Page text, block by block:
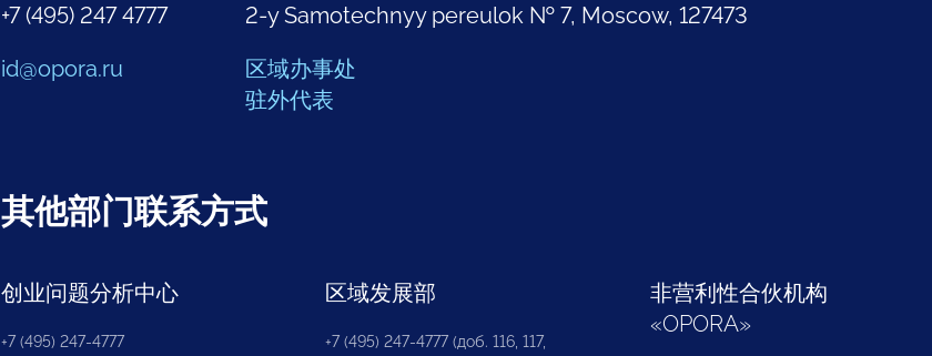
+7 (495) 247 4777
id@opora.ru
2-y Samotechnyy pereulok № 7, Moscow, 127473
区域办事处
驻外代表
其他部门联系方式
创业问题分析中心
+7 (495) 247-4777
区域发展部
+7 (495) 247-4777 (доб. 116, 117,
非营利性合伙机构
«OPORA»